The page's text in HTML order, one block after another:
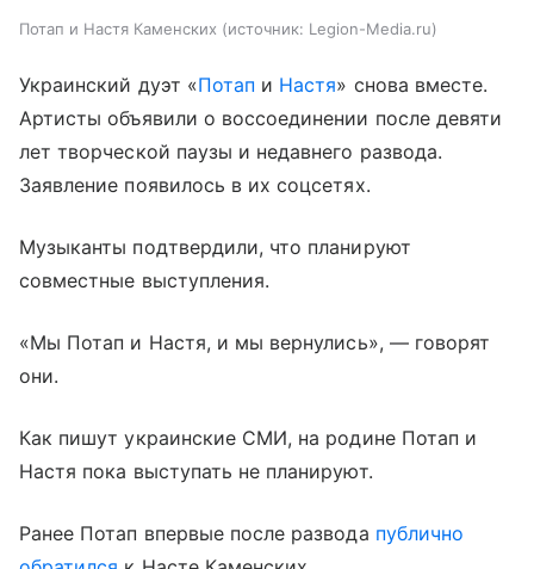
Потап и Настя Каменских источник: Legion-Media.ru
Украинский дуэт «Потап и Настя» снова вместе.
Артисты объявили о воссоединении после девяти
лет творческой паузы и недавнего развода.
Заявление появилось в их соцсетях.
Музыканты подтвердили, что планируют
совместные выступления.
«Мы Потап и Настя, и мы вернулись», — говорят
они.
Как пишут украинские СМИ, на родине Потап и
Настя пока выступать не планируют.
Ранее Потап впервые после развода публично